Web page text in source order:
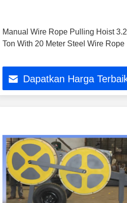
Manual Wire Rope Pulling Hoist 3.2
Ton With 20 Meter Steel Wire Rope
Dapatkan Harga